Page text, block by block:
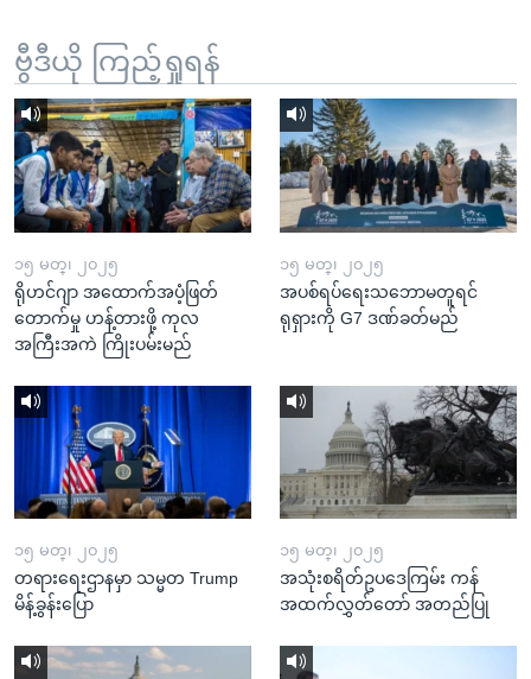
ဗွီဒီယို ကြည့်ရှုရန်
၁၅ မတ္၊ ၂၀၂၅
ရိုဟင်ဂျာ အထောက်အပံ့ဖြတ်
တောက်မှု ဟန့်တားဖို့ ကုလ
အကြီးအကဲ ကြိုးပမ်းမည်
၁၅ မတ္၊ ၂၀၂၅
အပစ်ရပ်ရေးသဘောမတူရင်
ရုရှားကို G7 ဒဏ်ခတ်မည်
၁၅ မတ္၊ ၂၀၂၅
တရားရေးဌာနမှာ သမ္မတ Trump
မိန့်ခွန်းပြော
၁၅ မတ္၊ ၂၀၂၅
အသုံးစရိတ်ဥပဒေကြမ်း ကန်
အထက်လွှတ်တော် အတည်ပြု